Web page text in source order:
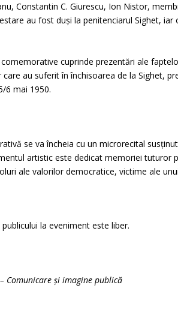
Constantin C. Giurescu, Ion Nistor,
au fost duși la penitenciarul Sighet,
cuprinde prezentări ale
au suferit în închisoarea de la Sighet,
6 mai 1950.
se va încheia cu un microrecital
artistic este dedicat memoriei tuturor
ale valorilor democratice, victime ale
la eveniment este liber.
Comunicare și imagine publică